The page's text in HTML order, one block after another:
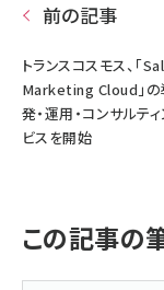
前の記事
トランスコスモス、「
Marketing Cloud」の
発・運用・コンサルテ
ビスを開始
この記事の